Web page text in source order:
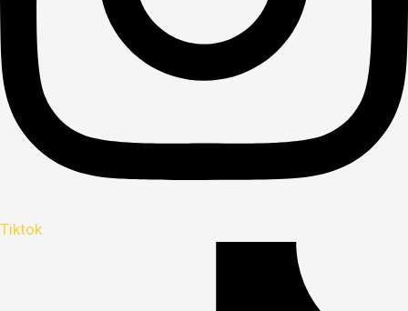
Tiktok